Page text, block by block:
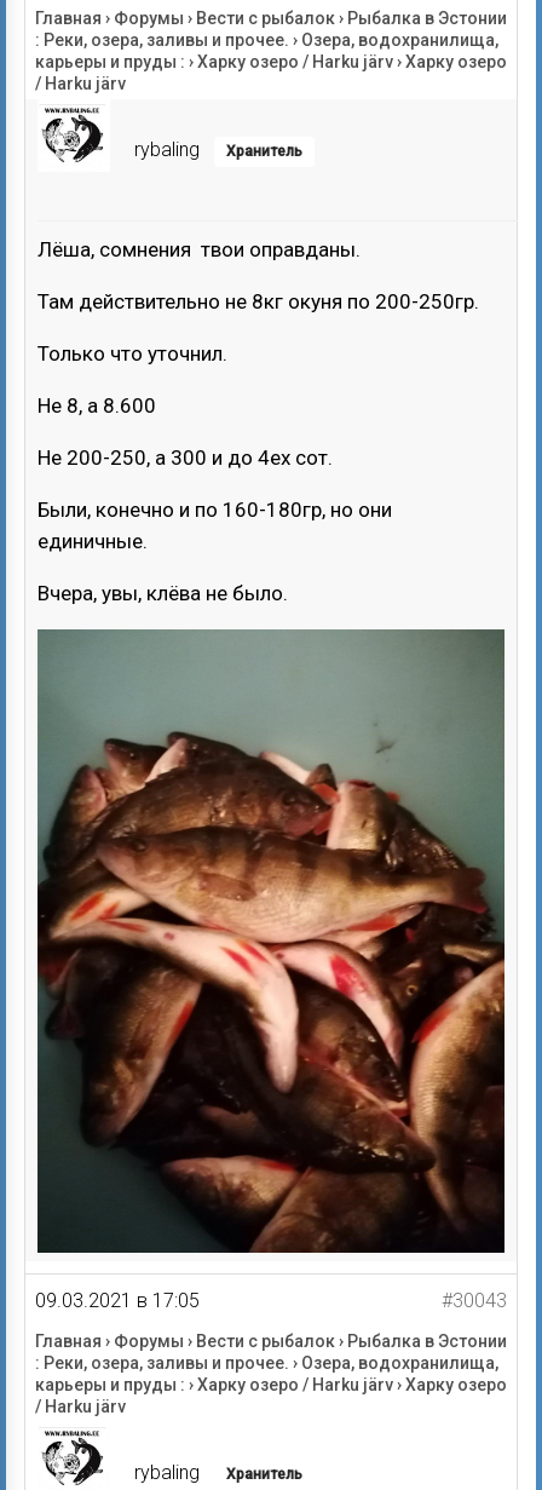
Главная › Форумы › Вести с рыбалок› Рыбалка в Эстонии
: Реки, озера, заливы и прочее. › Озера, водохранилища,
карьеры и пруды : ›Харку озеро / Harku järv›Харку озеро
/ Harku järv
rybaling Хранитель
Лёша, сомнения твои оправданы.
Там действительно не 8кг окуня по 200-250гр.
Только что уточнил.
Не 8, а 8.600
Не 200-250, а 300 и до 4ех сот.
Были, конечно и по 160-180гр, но они
единичные.
Вчера, увы, клёва не было.
09.03.2021 в 17:05 #30043
Главная › Форумы › Вести с рыбалок› Рыбалка в Эстонии
: Реки, озера, заливы и прочее. › Озера, водохранилища,
карьеры и пруды : ›Харку озеро / Harku järv›Харку озеро
/ Harku järv
rybaling Хранитель